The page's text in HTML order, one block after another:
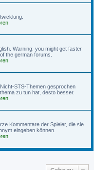
Warning: you might get faster
the german forums.
STS-Themen gesprochen
zu tun hat, desto besser.
Kommentare der Spieler, die sie
eingeben können.